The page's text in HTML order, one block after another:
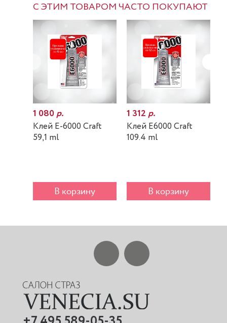
С ЭТИМ ТОВАРОМ ЧАСТО ПОКУПАЮТ
1 080р.
Клей E-6000 Craft
59,1 ml
В корзину
1 312р.
Клей E6000 Craft
109.4 ml
В корзину